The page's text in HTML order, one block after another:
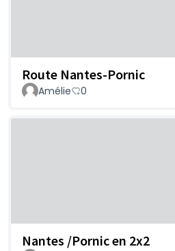
Route Nantes-Pornic
Amélie 0
Nantes /Pornic en 2x2